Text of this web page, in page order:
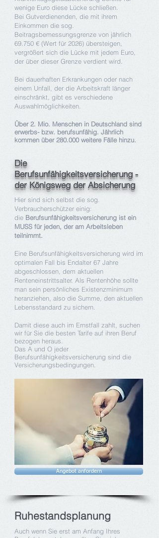
wenige Euro diese Lücke schließen.
Bei Gutverdienenden, die mit ihrem
Einkommen die sog.
Beitragsbemessungsgrenze von jährlich
69.750 € (Wert für 2026) übersteigen,
vergrößert sich die Lücke mit jedem Euro,
der über dieser Grenze verdient wird.
Bei dauerhaften Erkrankungen oder nach
einem Unfall, der die Arbeitskraft länger
einschränkt, gibt es verschiedene
Auswahlmöglichkeiten.
Über 2. Mio. Menschen in Deutschland sind
erwerbs- bzw. berufsunfähig. Jährlich
kommen über 280.000 weitere Fälle hinzu.
Die
Berufsunfähigkeitsversicherung -
der Königsweg der Absicherung
Hier sind sich selbst die sog.
Verbraucherschützer einig:
die Berufsunfähigkeitsversicherung ist ein
MUSS für jeden, der am Arbeitsleben
teilnimmt.
Eine Berufsunfähigkeitsversicherung wird im
optimalen Fall bis Endalter 67 Jahre
abgeschlossen, dem aktuellen
Renteneinstrittsalter. Als Rentenhöhe sollte
man sein persönliches Existenzminimum
heranziehen, also die Summe, den aktuellen
Lebensstandard zu sichern.
Damit diese auch im Ernstfall zahlt, suchen
wir für Sie die besten Tarife auf ihren Beruf
bezogen heraus.
Das A und O jeder
Berufsunfähigkeitsversicherung sind die
Versicherungsbedingungen.
Angebot anfordern
Ruhestandsplanung
Auch wenn Sie erst am Anfang Ihres